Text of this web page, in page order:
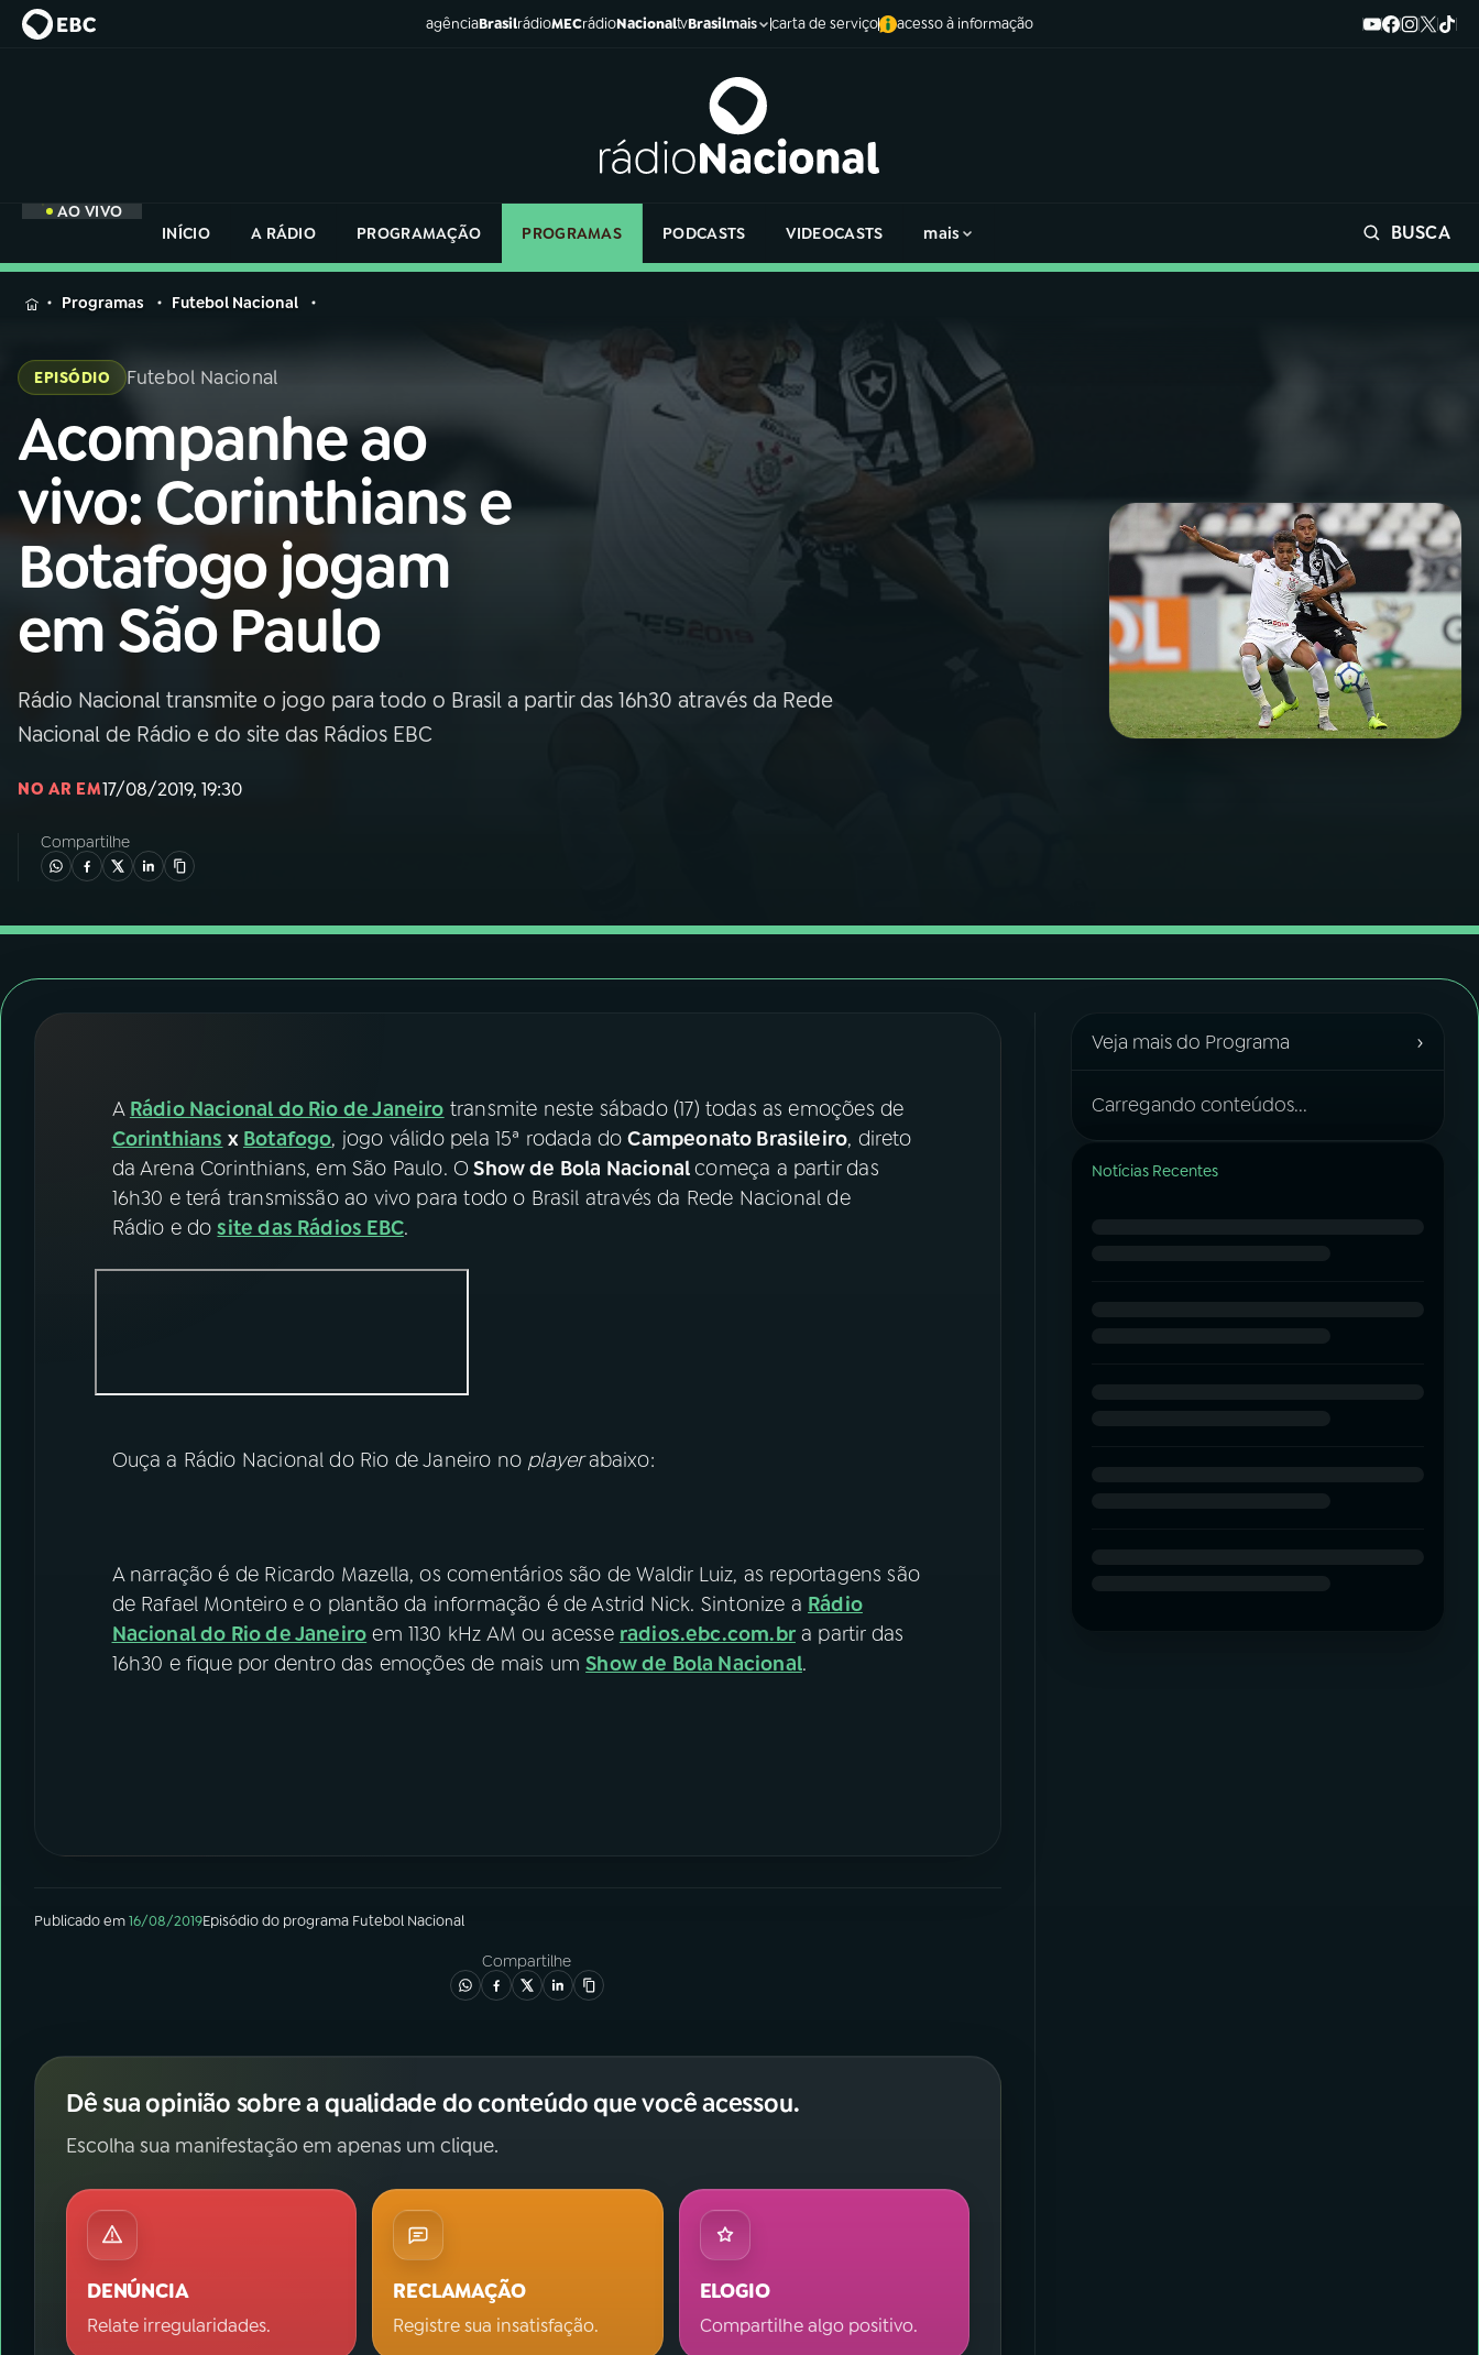
agênciaBrasilrádioMECrádioNacionaltvBrasilmais carta de serviço acesso à informação
AO VIVO
INÍCIO
A RÁDIO PROGRAMAÇÃO PROGRAMAS PODCASTS VIDEOCASTS mais BUSCA
MENU
Buscar
na
Rádio
Nacional
AO VIVO
01INÍCIO
02A RÁDIO
03PROGRAMAÇÃO
05PODCASTS
ACOMPANHE A RÁDIO NACIONAL
YouTube Facebook
Instagram X
na
Rádio
Programas Futebol Nacional
EPISÓDIO Futebol Nacional
Acompanhe ao
vivo: Corinthians e
Botafogo jogam
em São Paulo
Rádio Nacional transmite o jogo para todo o Brasil a partir das 16h30 através da Rede
Nacional de Rádio e do site das Rádios EBC
NO AR EM17/08/2019, 19:30
Compartilhe
A Rádio Nacional do Rio de Janeiro transmite neste sábado (17) todas as emoções de
Corinthians x Botafogo, jogo válido pela 15ª rodada doCampeonato Brasileiro, direto
da Arena Corinthians, em São Paulo. OShow de Bola Nacionalcomeça a partir das
16h30 e terá transmissão ao vivo para todo o Brasil através da Rede Nacional de
Rádio e dosite das Rádios EBC.
Ouça a Rádio Nacional do Rio de Janeiro no playerabaixo:
A narração é de Ricardo Mazella, os comentários são de Waldir Luiz, as reportagens são
de Rafael Monteiro e o plantão da informação é de Astrid Nick. Sintonize a Rádio
Nacional do Rio de Janeiro em 1130 kHz AM ou acesse radios.ebc.com.bra partir das
16h30 e fique por dentro das emoções de mais umShow de Bola Nacional.
Publicado em16/08/2019Episódiodo programa Futebol Nacional
Compartilhe
Dê sua opinião sobre a qualidade do conteúdo que você acessou.
Escolha sua manifestação em apenas um clique.
DENÚNCIA
Relate irregularidades.
RECLAMAÇÃO
Registre sua insatisfação.
ELOGIO
Compartilhe algo positivo.
Veja mais do Programa ›
Carregando conteúdos...
Notícias Recentes